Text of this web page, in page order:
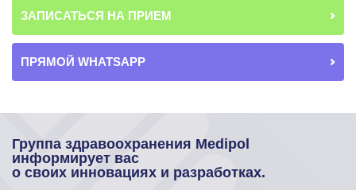
ЗАПИСАТЬСЯ НА ПРИЕМ
ПРЯМОЙ WHATSAPP
Группа здравоохранения Medipol
информирует вас
о своих инновациях и разработках.